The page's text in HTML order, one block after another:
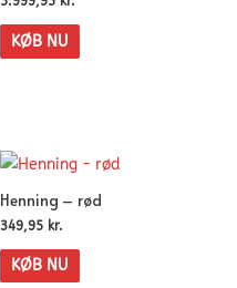
KØB NU
Henning – rød
349,95 kr.
KØB NU